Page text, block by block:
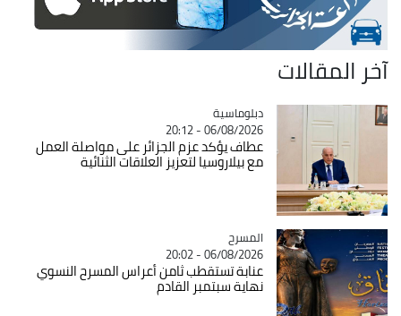
آخر المقالات
Catégorie
دبلوماسية
06/08/2026 - 20:12
عطاف يؤكد عزم الجزائر على مواصلة العمل
مع بيلاروسيا لتعزيز العلاقات الثنائية
Catégorie
المسرح
06/08/2026 - 20:02
عنابة تستقطب ثامن أعراس المسرح النسوي
نهاية سبتمبر القادم